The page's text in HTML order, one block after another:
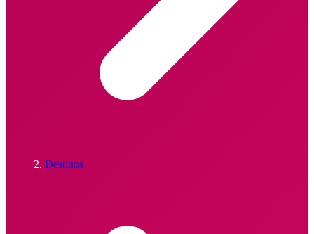
Destinos